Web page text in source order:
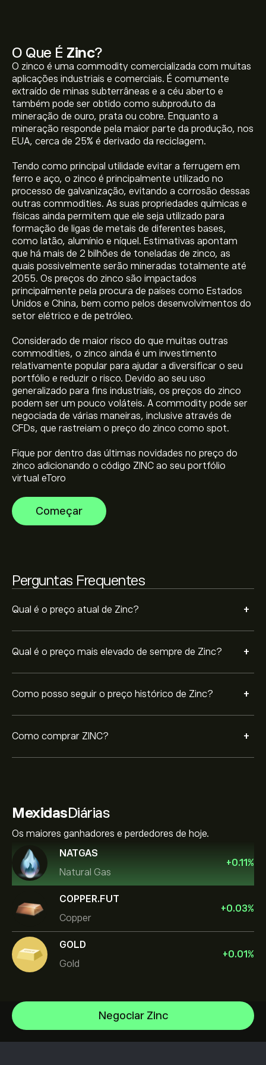
O Que É Zinc?
O zinco é uma commodity comercializada com muitas
aplicações industriais e comerciais. É comumente
extraído de minas subterrâneas e a céu aberto e
também pode ser obtido como subproduto da
mineração de ouro, prata ou cobre. Enquanto a
mineração responde pela maior parte da produção, nos
EUA, cerca de 25% é derivado da reciclagem.
Tendo como principal utilidade evitar a ferrugem em
ferro e aço, o zinco é principalmente utilizado no
processo de galvanização, evitando a corrosão dessas
outras commodities. As suas propriedades químicas e
físicas ainda permitem que ele seja utilizado para
formação de ligas de metais de diferentes bases,
como latão, alumínio e níquel. Estimativas apontam
que há mais de 2 bilhões de toneladas de zinco, as
quais possivelmente serão mineradas totalmente até
2055. Os preços do zinco são impactados
principalmente pela procura de países como Estados
Unidos e China, bem como pelos desenvolvimentos do
setor elétrico e de petróleo.
Considerado de maior risco do que muitas outras
commodities, o zinco ainda é um investimento
relativamente popular para ajudar a diversificar o seu
portfólio e reduzir o risco. Devido ao seu uso
generalizado para fins industriais, os preços do zinco
podem ser um pouco voláteis. A commodity pode ser
negociada de várias maneiras, inclusive através de
CFDs, que rastreiam o preço do zinco como spot.
Fique por dentro das últimas novidades no preço do
zinco adicionando o código ZINC ao seu portfólio
virtual eToro
Começar
Perguntas Frequentes
Qual é o preço atual de Zinc? +
O preço atual de ZINC é 3,765.60‎$‎
Qual é o preço mais elevado de sempre de Zinc? +
O preço mais elevado de Zinc é 3,798.80‎$‎
Como posso seguir o preço histórico de Zinc? +
eToro e diminua o zoom para ver os movimentos
históricos do preço de Zinc. O preço de Zinc variou
entre 936.70‎$‎ durante o último ano.
Como comprar ZINC? +
Para comprar ZINC, visite "Zinc (ZINC)" a página no
website da eToro. Depois de ter criado uma conta e
depositado fundos, clique no botão "Negociar" e
decida quanto Zinc pretende comprar. Também pode
MexidasDiárias
Os maiores ganhadores e perdedores de hoje.
NATGAS
Natural Gas
+0.11%
COPPER.FUT
Copper
+0.03%
GOLD
Gold
+0.01%
Negociar Zinc
Gold
Centro de ajuda